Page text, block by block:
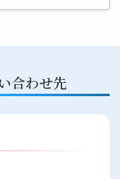
合わせ先